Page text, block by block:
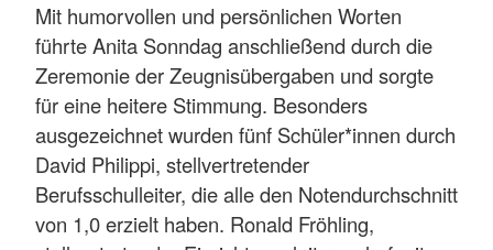
Mit humorvollen und persönlichen Worten
führte Anita Sonndag anschließend durch die
Zeremonie der Zeugnisübergaben und sorgte
für eine heitere Stimmung. Besonders
ausgezeichnet wurden fünf Schüler*innen durch
David Philippi, stellvertretender
Berufsschulleiter, die alle den Notendurchschnitt
von 1,0 erzielt haben. Ronald Fröhling,